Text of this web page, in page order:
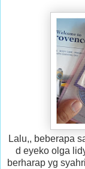
Lalu,, beberapa
d eyeko olga
berharap yg